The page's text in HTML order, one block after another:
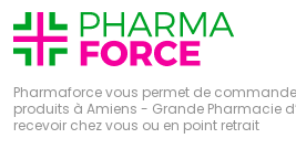
Pharmaforce vous permet de
produits à Amiens - Grande Pharmacie
recevoir chez vous ou en point retrait